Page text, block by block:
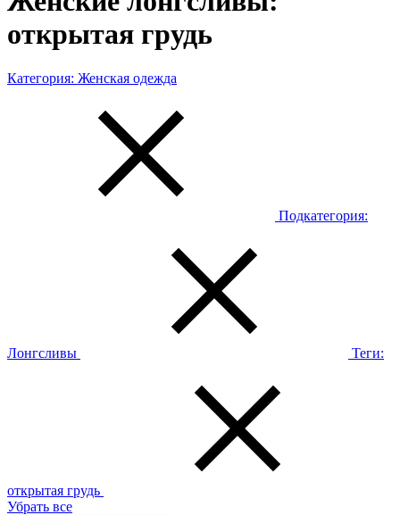
открытая грудь
Категория: Женская одежда
Подкатегория:
Лонгсливы Теги:
открытая грудь
Убрать все